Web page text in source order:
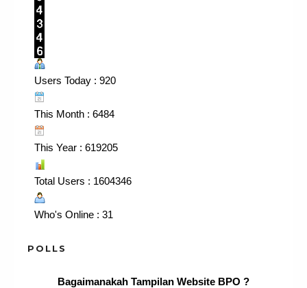
Users Today : 920
This Month : 6484
This Year : 619205
Total Users : 1604346
Who's Online : 31
POLLS
Bagaimanakah Tampilan Website BPO ?